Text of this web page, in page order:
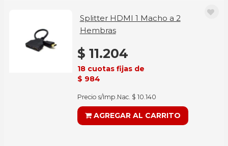
Splitter HDMI 1 Macho a 2
Hembras
$ 11.204
18 cuotas fijas de
$ 984
Precio s/Imp.Nac. $ 10.140
AGREGAR AL CARRITO